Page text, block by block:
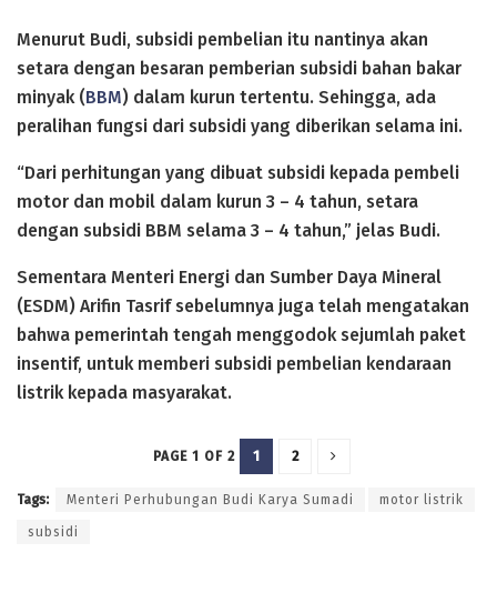
Menurut Budi, subsidi pembelian itu nantinya akan
setara dengan besaran pemberian subsidi bahan bakar
minyak (BBM) dalam kurun tertentu. Sehingga, ada
peralihan fungsi dari subsidi yang diberikan selama ini.
“Dari perhitungan yang dibuat subsidi kepada pembeli
motor dan mobil dalam kurun 3 – 4 tahun, setara
dengan subsidi BBM selama 3 – 4 tahun,” jelas Budi.
Sementara Menteri Energi dan Sumber Daya Mineral
(ESDM) Arifin Tasrif sebelumnya juga telah mengatakan
bahwa pemerintah tengah menggodok sejumlah paket
insentif, untuk memberi subsidi pembelian kendaraan
listrik kepada masyarakat.
PAGE 1 OF 2 1 2
Tags: Menteri Perhubungan Budi Karya Sumadi motor listrik
subsidi